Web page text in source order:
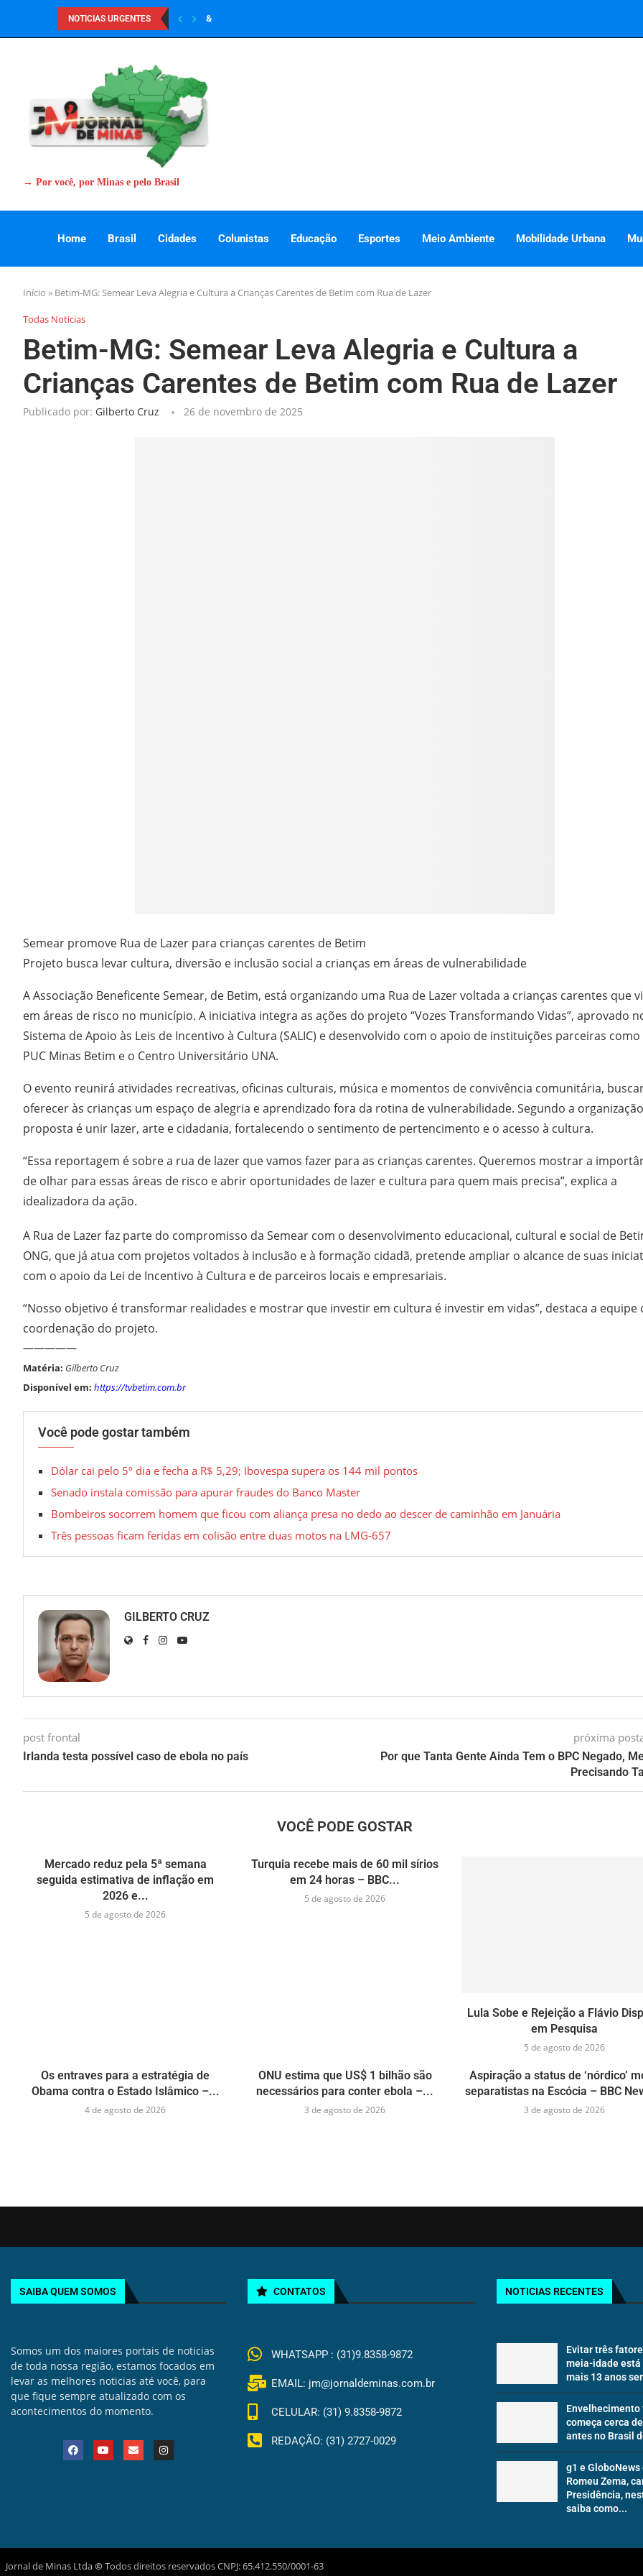
NOTICIAS URGENTES &
→ Por você, por Minas e pelo Brasil
Home Brasil Cidades Colunistas Educação Esportes Meio Ambiente Mobilidade Urbana
Início » Betim-MG: Semear Leva Alegria e Cultura a Crianças Carentes de Betim com Rua de Lazer
Todas Noticias
Betim-MG: Semear Leva Alegria e Cultura a
Crianças Carentes de Betim com Rua de Lazer
Publicado por: Gilberto Cruz 26 de novembro de 2025
Semear promove Rua de Lazer para crianças carentes de Betim
Projeto busca levar cultura, diversão e inclusão social a crianças em áreas de vulnerabilidade
A Associação Beneficente Semear, de Betim, está organizando uma Rua de Lazer voltada a crianças carentes que
em áreas de risco no município. A iniciativa integra as ações do projeto “Vozes Transformando Vidas”, aprovado
Sistema de Apoio às Leis de Incentivo à Cultura (SALIC) e desenvolvido com o apoio de instituições parceiras como
PUC Minas Betim e o Centro Universitário UNA.
O evento reunirá atividades recreativas, oficinas culturais, música e momentos de convivência comunitária,
oferecer às crianças um espaço de alegria e aprendizado fora da rotina de vulnerabilidade. Segundo a
proposta é unir lazer, arte e cidadania, fortalecendo o sentimento de pertencimento e o acesso à cultura.
“Essa reportagem é sobre a rua de lazer que vamos fazer para as crianças carentes. Queremos mostrar a
de olhar para essas áreas de risco e abrir oportunidades de lazer e cultura para quem mais precisa”, explica a
idealizadora da ação.
A Rua de Lazer faz parte do compromisso da Semear com o desenvolvimento educacional, cultural e social de
ONG, que já atua com projetos voltados à inclusão e à formação cidadã, pretende ampliar o alcance de suas
com o apoio da Lei de Incentivo à Cultura e de parceiros locais e empresariais.
“Nosso objetivo é transformar realidades e mostrar que investir em cultura é investir em vidas”, destaca a equipe
coordenação do projeto.
—————
Matéria: Gilberto Cruz
Disponível em: https://tvbetim.com.br
Você pode gostar também
Dólar cai pelo 5º dia e fecha a R$ 5,29; Ibovespa supera os 144 mil pontos
Senado instala comissão para apurar fraudes do Banco Master
Bombeiros socorrem homem que ficou com aliança presa no dedo ao descer de caminhão em Januária
Três pessoas ficam feridas em colisão entre duas motos na LMG-657
GILBERTO CRUZ
post frontal
Irlanda testa possível caso de ebola no país
próxima
Por que Tanta Gente Ainda Tem o BPC Negado,
Precisando
VOCÊ PODE GOSTAR
Mercado reduz pela 5ª semana
seguida estimativa de inflação em
2026 e...
5 de agosto de 2026
Turquia recebe mais de 60 mil sírios
em 24 horas – BBC...
5 de agosto de 2026
Lula Sobe e Rejeição a Flávio
em Pesquisa
5 de agosto de 2026
Os entraves para a estratégia de
Obama contra o Estado Islâmico –...
4 de agosto de 2026
ONU estima que US$ 1 bilhão são
necessários para conter ebola –...
3 de agosto de 2026
Aspiração a status de ‘nórdico’
separatistas na Escócia – BBC
3 de agosto de 2026
SAIBA QUEM SOMOS
Somos um dos maiores portais de noticias
de toda nossa região, estamos focados em
levar as melhores noticias até você, para
que fique sempre atualizado com os
acontecimentos do momento.
CONTATOS
WHATSAPP : (31)9.8358-9872
EMAIL: jm@jornaldeminas.com.br
CELULAR: (31) 9.8358-9872
REDAÇÃO: (31) 2727-0029
NOTICIAS RECENTES
Evitar três
meia-idade está
mais 13 anos
Envelhecimento
começa cerca
antes no Brasil
g1 e
Romeu Zema,
Presidência,
saiba como...
Jornal de Minas Ltda©Todos direitos reservados CNPJ: 65.412.550/0001-63